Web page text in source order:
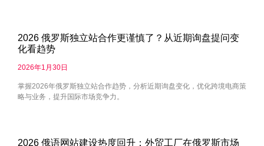
2026 俄罗斯独立站合作更谨慎了？从近期询盘提问变
化看趋势
2026年1月30日
掌握2026年俄罗斯独立站合作趋势，分析近期询盘变化，优化跨境电商策
略与业务，提升国际市场竞争力。
2026 俄语网站建设热度回升：外贸工厂在俄罗斯市场